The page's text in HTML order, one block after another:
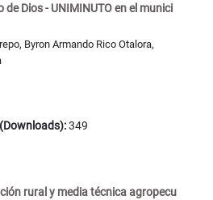
Dios - UNIMINUTO en el munici
Byron Armando Rico Otalora,
349
rural y media técnica agropecu